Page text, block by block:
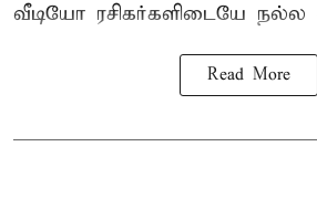
வீடியோ ரசிகர்களிடையே
Read More